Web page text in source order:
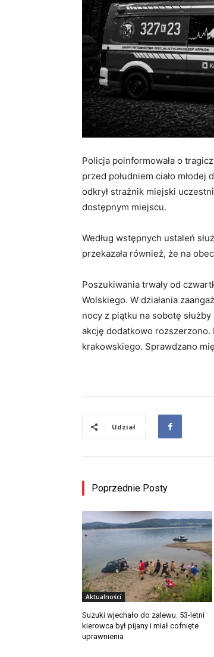
Policja poinformowała o
przed południem ciało
odkrył strażnik miejski
dostępnym miejscu.
Według wstępnych ustaleń
przekazała również, że na
Poszukiwania trwały od
Wolskiego. W działania
nocy z piątku na sobotę
akcję dodatkowo rozszerzono.
krakowskiego. Sprawdzano
Udział
Poprzednie Posty
Aktualności
Suzuki wjechało do zalewu. 53-letni
kierowca był pijany i miał cofnięte
uprawnienia